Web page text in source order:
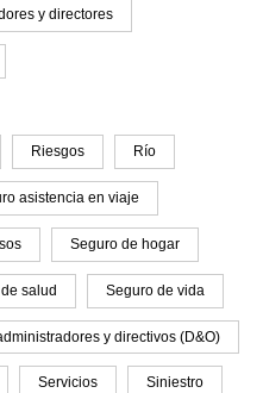
y directores
Riesgos Río
asistencia en viaje
Seguro de hogar
salud Seguro de vida
y directivos (D&O)
Servicios Siniestro